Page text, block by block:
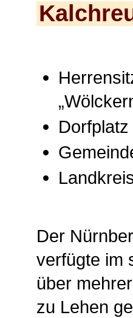
Der
verfügte im
über
zu Lehen